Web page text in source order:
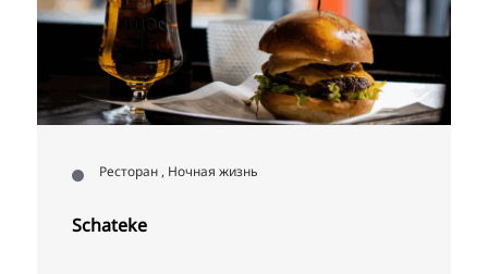
Ресторан , Ночная жизнь
Schateke